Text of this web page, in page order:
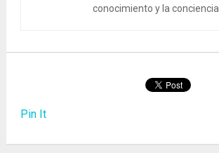
conocimiento y la conciencia.
Pin It